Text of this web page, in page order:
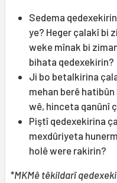
Sedema
ye? Heger çalakî bi
weke mînak bi
bihata qedexekirin?
Ji bo betalkirina
mehan berê
wê, hinceta qanûnî
Piştî qedexekirina
mexdûriyeta
holê were rakirin?
*MKMê têkildarî